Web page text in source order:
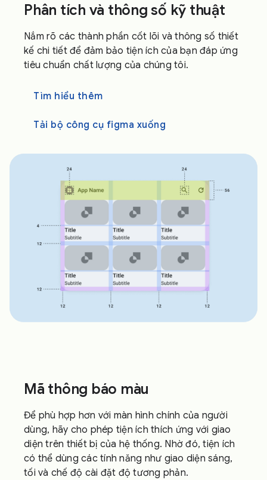
Phân tích và thông số kỹ thuật
Nắm rõ các thành phần cốt lõi và thông số thiết
kế chi tiết để đảm bảo tiện ích của bạn đáp ứng
tiêu chuẩn chất lượng của chúng tôi.
Tìm hiểu thêm
Tải bộ công cụ figma xuống
Mã thông báo màu
Để phù hợp hơn với màn hình chính của người
dùng, hãy cho phép tiện ích thích ứng với giao
diện trên thiết bị của hệ thống. Nhờ đó, tiện ích
có thể dùng các tính năng như giao diện sáng,
tối và chế độ cài đặt độ tương phản.